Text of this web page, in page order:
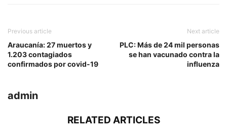
Previous article
Araucanía: 27 muertos y
1.203 contagiados
confirmados por covid-19
Next article
PLC: Más de 24 mil personas
se han vacunado contra la
influenza
admin
RELATED ARTICLES